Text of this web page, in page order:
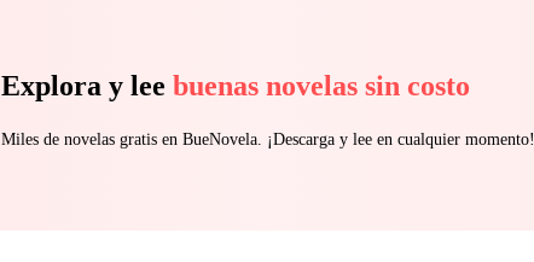
Explora y lee buenas novelas sin costo
Miles de novelas gratis en BueNovela. ¡Descarga y lee en cualquier momento!